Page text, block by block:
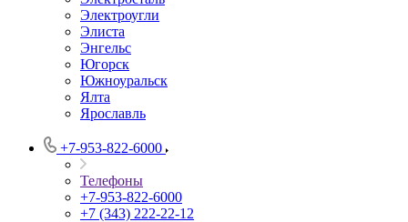
Электроугли
Элиста
Энгельс
Югорск
Южноуральск
Ялта
Ярославль
+7-953-822-6000
Телефоны
+7-953-822-6000
+7 (343) 222-22-12